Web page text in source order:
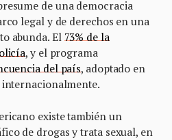
de una democracia
legal y de derechos en una
abunda. El 73% de la
, y el programa
del país, adoptado en
internacionalmente.
existe también un
de drogas y trata sexual, en